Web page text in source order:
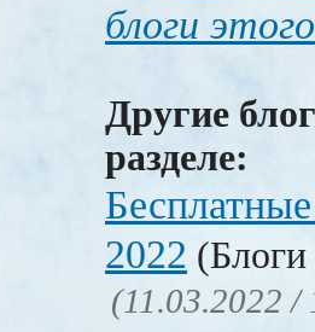
блоги
Другие
разделе:
2022
(11.03.2022 /